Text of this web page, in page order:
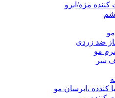
مژه/ابرو
ضد زردی
مو
سر
کندده ،ابرسان مو